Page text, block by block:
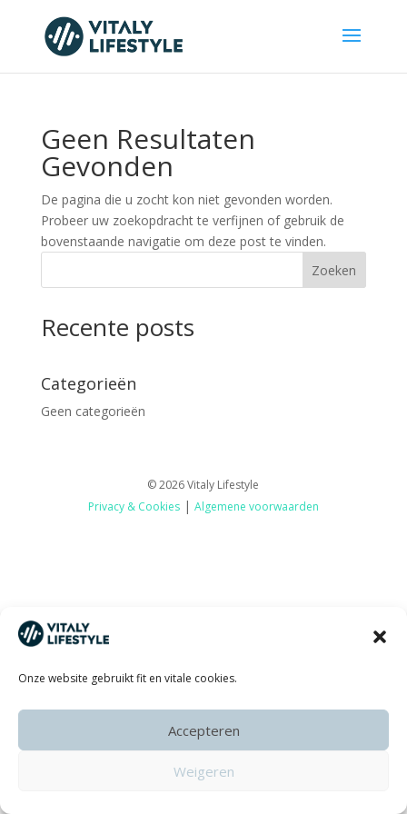
Onze website gebruikt fit en vitale cookies.
Accepteren
Weigeren
Geen Resultaten
Gevonden
De pagina die u zocht kon niet gevonden worden.
Probeer uw zoekopdracht te verfijnen of gebruik de
bovenstaande navigatie om deze post te vinden.
Zoeken
Recente posts
Categorieën
Geen categorieën
© 2026 Vitaly Lifestyle
Privacy & Cookies| Algemene voorwaarden